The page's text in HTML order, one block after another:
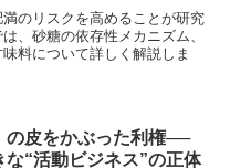
のリスクを高めることが研究
、砂糖の依存性メカニズム、
料について詳しく解説しま
の皮をかぶった利権──
な“活動ビジネス”の正体